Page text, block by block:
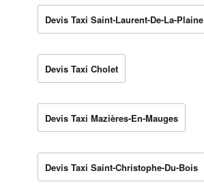
Devis Taxi Saint-Laurent-De-La-Plaine
Devis Taxi Cholet
Devis Taxi Mazières-En-Mauges
Devis Taxi Saint-Christophe-Du-Bois